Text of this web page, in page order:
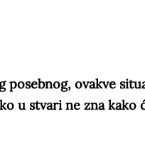
ovakve
u stvari ne zna kako